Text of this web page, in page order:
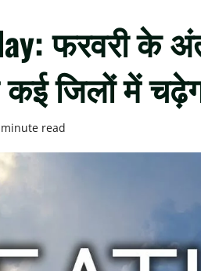
फरवरी के
जिलों में
read